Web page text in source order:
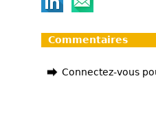
Commentaires
Connectez-vous